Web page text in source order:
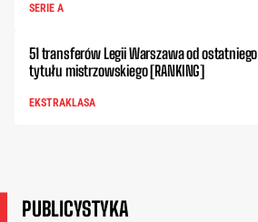
SERIE A
51 transferów Legii Warszawa od ostatniego
tytułu mistrzowskiego [RANKING]
EKSTRAKLASA
PUBLICYSTYKA